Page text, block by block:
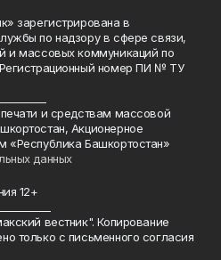
зарегистрирована в
по надзору в сфере связи,
и массовых коммуникаций по
номер ПИ № ТУ
и средствам массовой
Акционерное
«Республика Башкортостан»
данных
12+
вестник". Копирование
только с письменного согласия